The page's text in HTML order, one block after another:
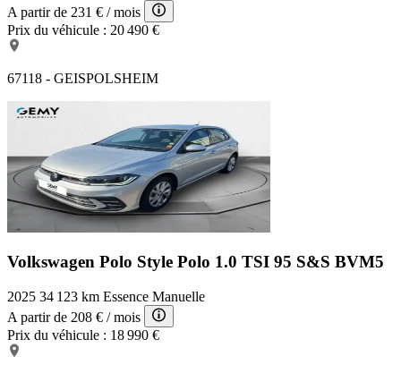
A partir de 231 € / mois
Prix du véhicule : 20 490 €
67118 - GEISPOLSHEIM
Volkswagen Polo Style Polo 1.0 TSI 95 S&S BVM5
2025 34 123 km Essence Manuelle
A partir de 208 € / mois
Prix du véhicule : 18 990 €